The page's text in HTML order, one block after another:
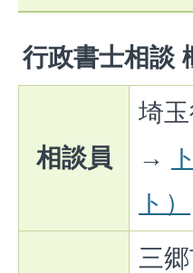
行政書士相談
相談員
埼
→
ト）
三